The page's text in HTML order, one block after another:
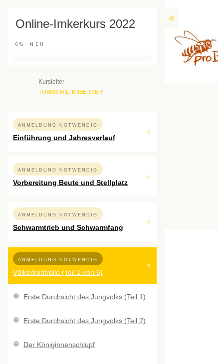
Online-Imkerkurs 2022
0% NEU
Kursleiter
TOBIAS MILTENBERGER
ANMELDUNG NOTWENDIG
Einführung und Jahresverlauf
ANMELDUNG NOTWENDIG
Vorbereitung Beute und Stellplatz
ANMELDUNG NOTWENDIG
Schwarmtrieb und Schwarmfang
ANMELDUNG NOTWENDIG
Völkerkontrolle (Teil 1 von 6)
Erste Durchsicht des Jungvolks (Teil 1)
Erste Durchsicht des Jungvolks (Teil 2)
Der Königinnenschlupf